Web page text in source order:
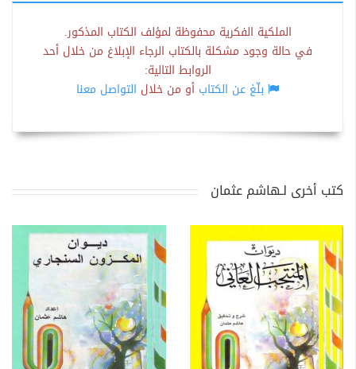
الملكية الفكرية محفوظة لمؤلف الكتاب المذكور.
في حالة وجود مشكلة بالكتاب الرجاء الإبلاغ من خلال أحد
الروابط التالية:
بلّغ عن الكتاب أو من خلال التواصل معنا
كتب أخرى لـهاشم عثمان